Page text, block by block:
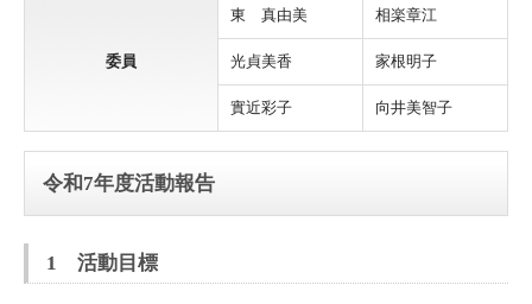
委員
東 真由美 相楽章江
光貞美香 家根明子
實近彩子 向井美智子
令和7年度活動報告
1 活動目標